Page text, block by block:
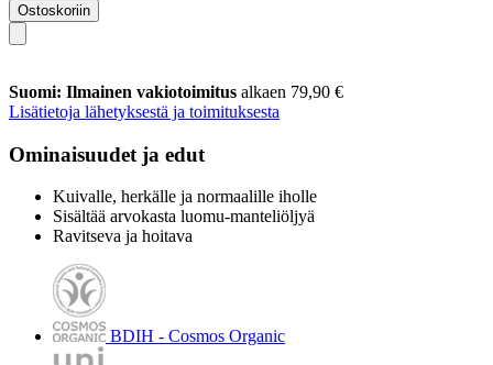
Ostoskoriin
Suomi: Ilmainen vakiotoimitus alkaen 79,90 €
Lisätietoja lähetyksestä ja toimituksesta
Ominaisuudet ja edut
Kuivalle, herkälle ja normaalille iholle
Sisältää arvokasta luomu-manteliöljyä
Ravitseva ja hoitava
BDIH - Cosmos Organic